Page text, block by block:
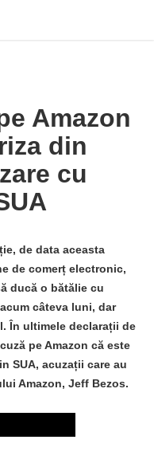
Amazon
din
cu
de data aceasta
de comerț electronic,
ducă o bătălie cu
câteva luni, dar
În ultimele declarații de
pe Amazon că este
SUA, acuzații care au
Amazon, Jeff Bezos.